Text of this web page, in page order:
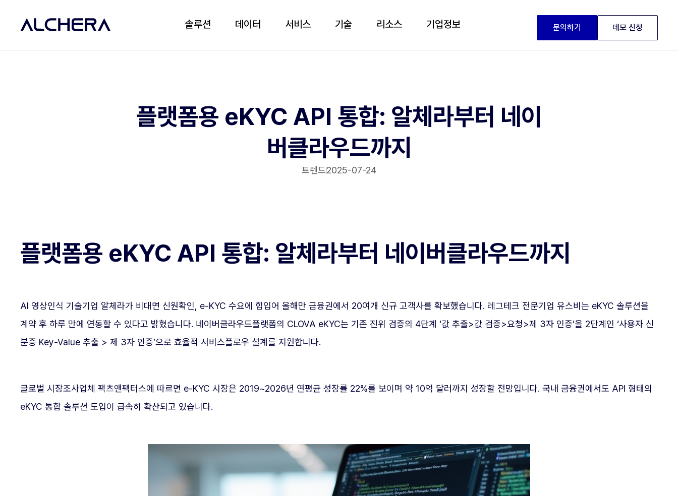
솔루션 데이터 서비스 기술 리소스 기업정보 문의하기 데모 신청
플랫폼용 eKYC API 통합: 알체라부터 네이
버클라우드까지
트렌드2025-07-24
플랫폼용 eKYC API 통합: 알체라부터 네이버클라우드까지
AI 영상인식 기술기업 알체라가 비대면 신원확인, e-KYC 수요에 힘입어 올해만 금융권에서 20여개 신규 고객사를 확보했습니다. 레그테크 전문기업 유스비는 eKYC 솔루션을
계약 후 하루 만에 연동할 수 있다고 밝혔습니다. 네이버클라우드플랫폼의 CLOVA eKYC는 기존 진위 검증의 4단계 ‘값 추출>값 검증>요청>제 3자 인증’을 2단계인 ‘사용자 신
분증 Key-Value 추출 > 제 3자 인증’으로 효율적 서비스플로우 설계를 지원합니다.
글로벌 시장조사업체 팩츠앤팩터스에 따르면 e-KYC 시장은 2019~2026년 연평균 성장률 22%를 보이며 약 10억 달러까지 성장할 전망입니다. 국내 금융권에서도 API 형태의
eKYC 통합 솔루션 도입이 급속히 확산되고 있습니다.